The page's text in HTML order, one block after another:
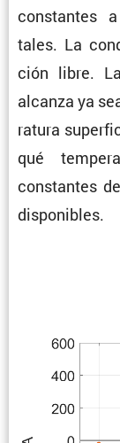
constantes
tales. La
ción libre.
alcanza ya
ra­tura
qué
constantes
disponibles.